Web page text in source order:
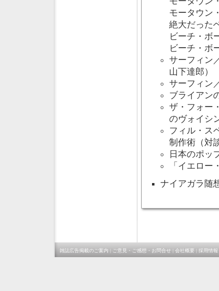
モータウ
絶大だっ
ビーチ・
ビーチ・ボ
サーフィン
山下達郎）
サーフィン
ブライアン
ザ・フォー
のヴォイシ
フィル・ス
制作術（対
日本のポッ
「イエロ
ナイアガラ随
雑誌広告掲載のご案内 ご意見・ご感想・お問合せ 会社概要 採用情報